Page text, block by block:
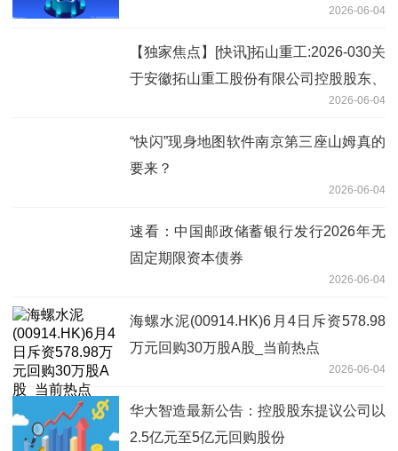
2026-06-04
【独家焦点】[快讯]拓山重工:2026-030关
于安徽拓山重工股份有限公司控股股东、
实际控制人及一致行动人计划减持股份的
预披露
2026-06-04
“快闪”现身地图软件南京第三座山姆真的
要来？
2026-06-04
速看：中国邮政储蓄银行发行2026年无
固定期限资本债券
2026-06-04
海螺水泥(00914.HK)6月4日斥资578.98
万元回购30万股A股_当前热点
2026-06-04
华大智造最新公告：控股股东提议公司以
2.5亿元至5亿元回购股份